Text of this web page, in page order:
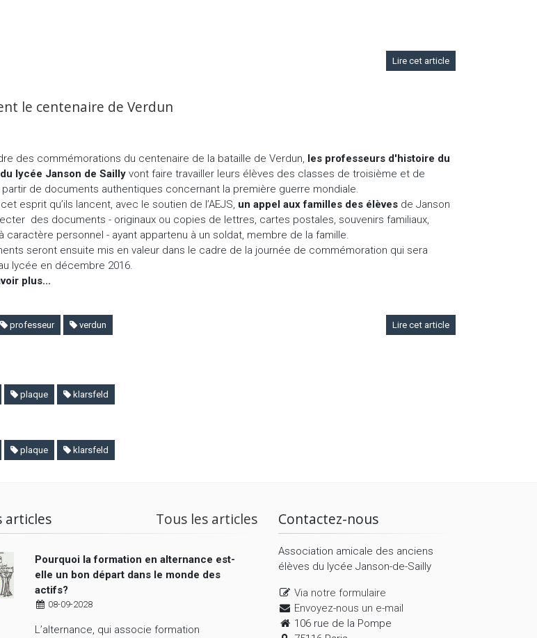
Lire cet article
le centenaire de Verdun
des commémorations du centenaire de la bataille de Verdun, les professeurs d'histoire du
lycée Janson de Sailly vont faire travailler leurs élèves des classes de troisième et de
de documents authentiques concernant la première guerre mondiale.
esprit qu’ils lancent, avec le soutien de l’AEJS, un appel aux familles des élèves de Janson
des documents - originaux ou copies de lettres, cartes postales, souvenirs familiaux,
caractère personnel - ayant appartenu à un soldat, membre de la famille.
seront ensuite mis en valeur dans le cadre de la journée de commémoration qui sera
lycée en décembre 2016.
plus...
Lire cet article
professeur verdun
plaque klarsfeld
plaque klarsfeld
articles Tous les articles
Pourquoi la formation en alternance est-
elle un bon départ dans le monde des
actifs?
08-09-2028
L’alternance, qui associe formation
Contactez-nous
Association amicale des anciens
élèves du lycée Janson-de-Sailly
Via notre formulaire
Envoyez-nous un e-mail
106 rue de la Pompe